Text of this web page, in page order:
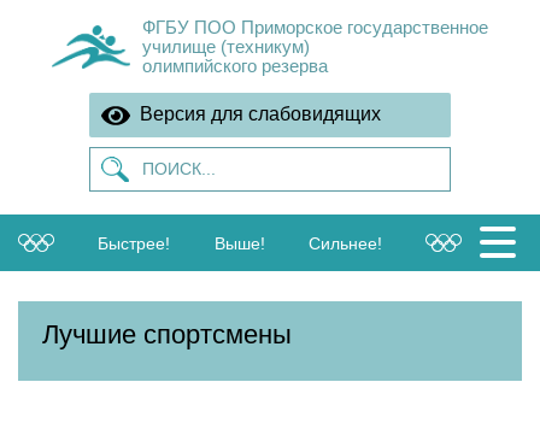
ФГБУ ПОО Приморское государственное
училище (техникум)
олимпийского резерва
Версия для слабовидящих
Быстрее! Выше! Сильнее!
Лучшие спортсмены